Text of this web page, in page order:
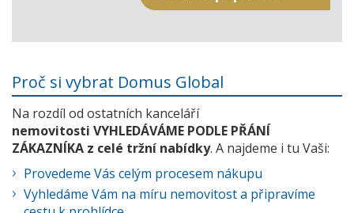
Proč si vybrat Domus Global
Na rozdíl od ostatních kanceláří
nemovitosti VYHLEDÁVÁME PODLE PŘÁNÍ
ZÁKAZNÍKA z celé tržní nabídky. A najdeme i tu Vaši:
Provedeme Vás celým procesem nákupu
Vyhledáme Vám na míru nemovitost a připravíme